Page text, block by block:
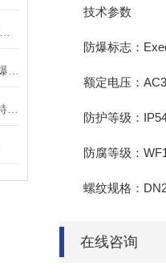
技术参数
防爆标志：
额定电压：
防护等级：IP54
防腐等级：
螺纹规格：
在线咨询